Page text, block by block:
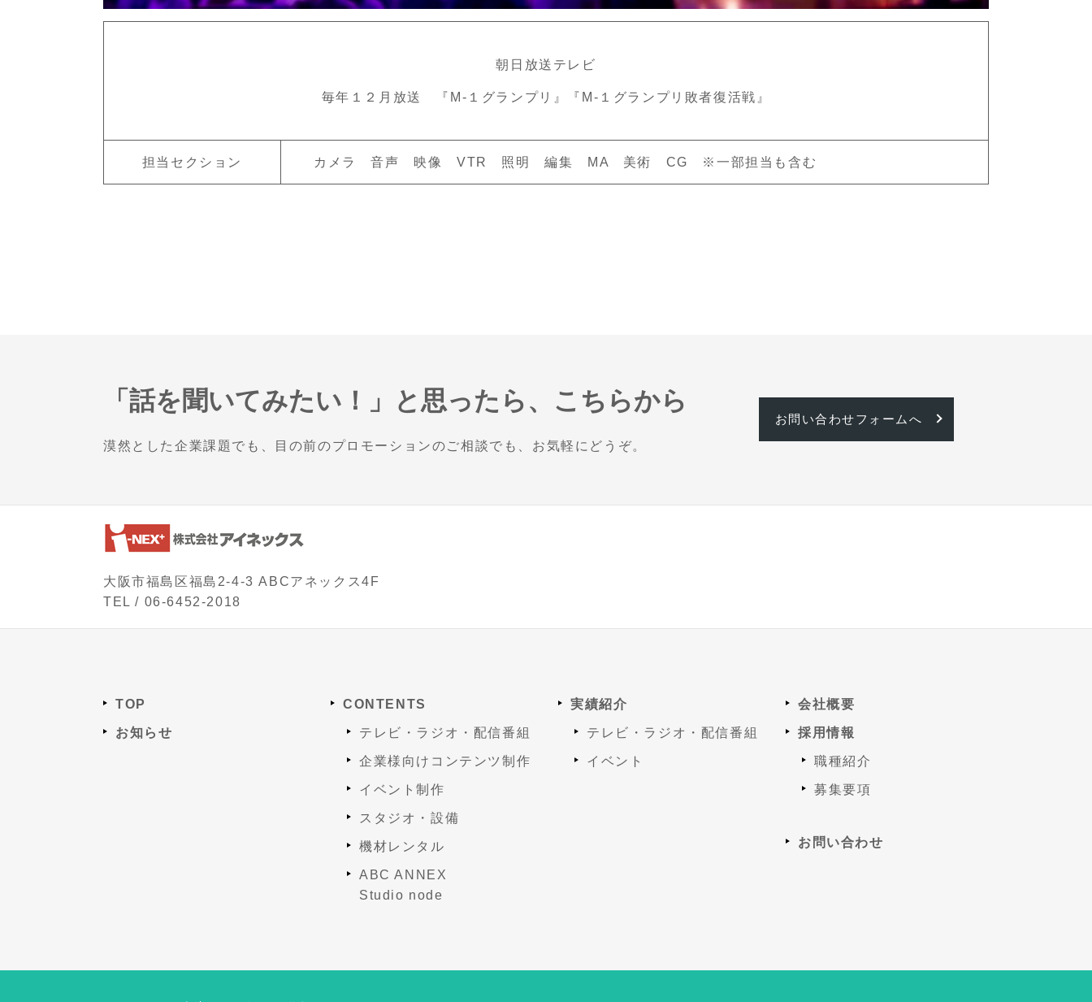
朝日放送テレビ
毎年１２月放送 『M-１グランプリ』『M-１グランプリ敗者復活戦』
担当セクション カメラ 音声 映像 VTR 照明 編集 MA 美術 CG ※一部担当も含む
「話を聞いてみたい！」と思ったら、こちらから
漠然とした企業課題でも、目の前のプロモーションのご相談でも、お気軽にどうぞ。
お問い合わせフォームへ
大阪市福島区福島2-4-3 ABCアネックス4F
TEL / 06-6452-2018
TOP
お知らせ
CONTENTS
テレビ・ラジオ・配信番組
企業様向けコンテンツ制作
イベント制作
スタジオ・設備
機材レンタル
ABC ANNEX
Studio node
実績紹介
テレビ・ラジオ・配信番組
イベント
会社概要
採用情報
職種紹介
募集要項
お問い合わせ